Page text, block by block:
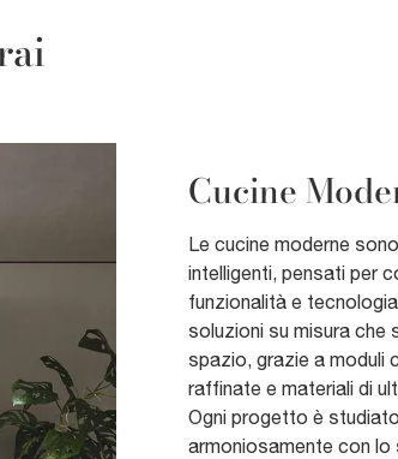
Cucine
Le cucine moderne
intelligenti, pensati per
funzionalità e
soluzioni su misura che
spazio, grazie a moduli
raffinate e materiali di
Ogni progetto è
armoniosamente con lo